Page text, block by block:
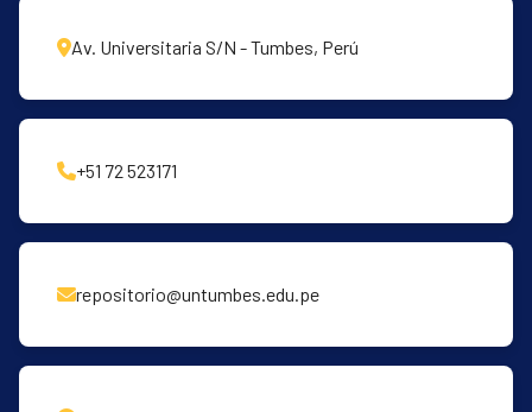
Av. Universitaria S/N - Tumbes, Perú
+51 72 523171
repositorio@untumbes.edu.pe